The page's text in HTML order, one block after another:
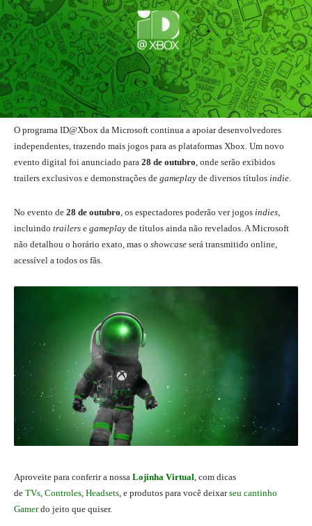
O programa ID@Xbox da Microsoft continua a apoiar desenvolvedores
independentes, trazendo mais jogos para as plataformas Xbox. Um novo
evento digital foi anunciado para 28 de outubro , onde serão exibidos
trailers exclusivos e demonstrações de gameplay de diversos títulos indie
No evento de 28 de outubro , os espectadores poderão ver jogos indies
incluindo trailers e gameplay de títulos ainda não revelados. A Microsoft
não detalhou o horário exato, mas o showcase será transmitido online,
acessível a todos os fãs.
Aproveite para conferir a nossa Lojinha Virtual, com dicas
de TVs, Controles, Headsets, e produtos para você deixarseu cantinho
Gamerdo jeito que quiser.